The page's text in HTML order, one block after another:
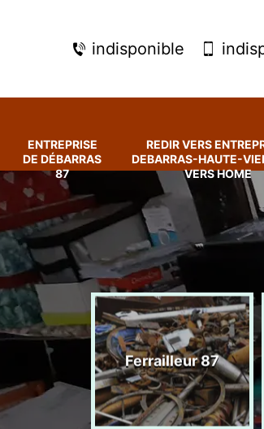
indisponible
ENTREPRISE
DE DÉBARRAS
87
REDIR VERS
DEBARRAS-HAUTE-
VERS HOME
de
Ferrailleur 87